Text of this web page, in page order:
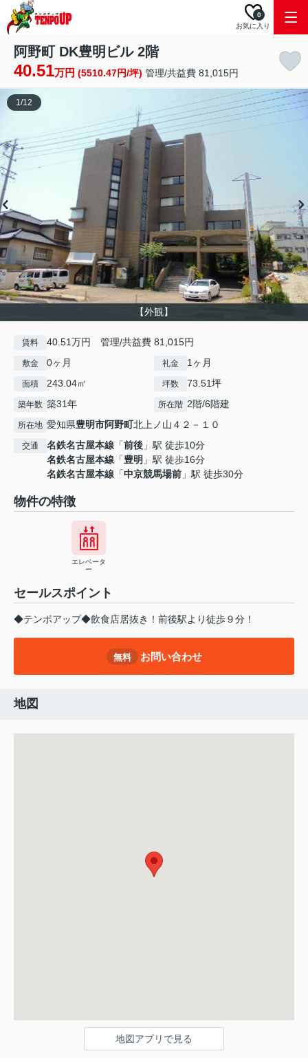
お気に入り
0
阿野町 DK豊明ビル 2階
40.51万円 (5510.47円/坪) 管理/共益費 81,015円
【外観】
1/12
賃料 40.51万円 管理/共益費 81,015円
敷金 0ヶ月 礼金 1ヶ月
面積 243.04㎡ 坪数 73.51坪
築年数 築31年 所在階 2階/6階建
所在地 愛知県豊明市阿野町北上ノ山４２－１０
交通 名鉄名古屋本線 「前後 」駅 徒歩10分
名鉄名古屋本線 「豊明 」駅 徒歩16分
名鉄名古屋本線 「中京競馬場前 」駅 徒歩30分
物件の特徴
エレベータ
ー
セールスポイント
◆テンポアップ◆飲食店居抜き！前後駅より徒歩９分！
無料 お問い合わせ
地図
地図アプリで見る